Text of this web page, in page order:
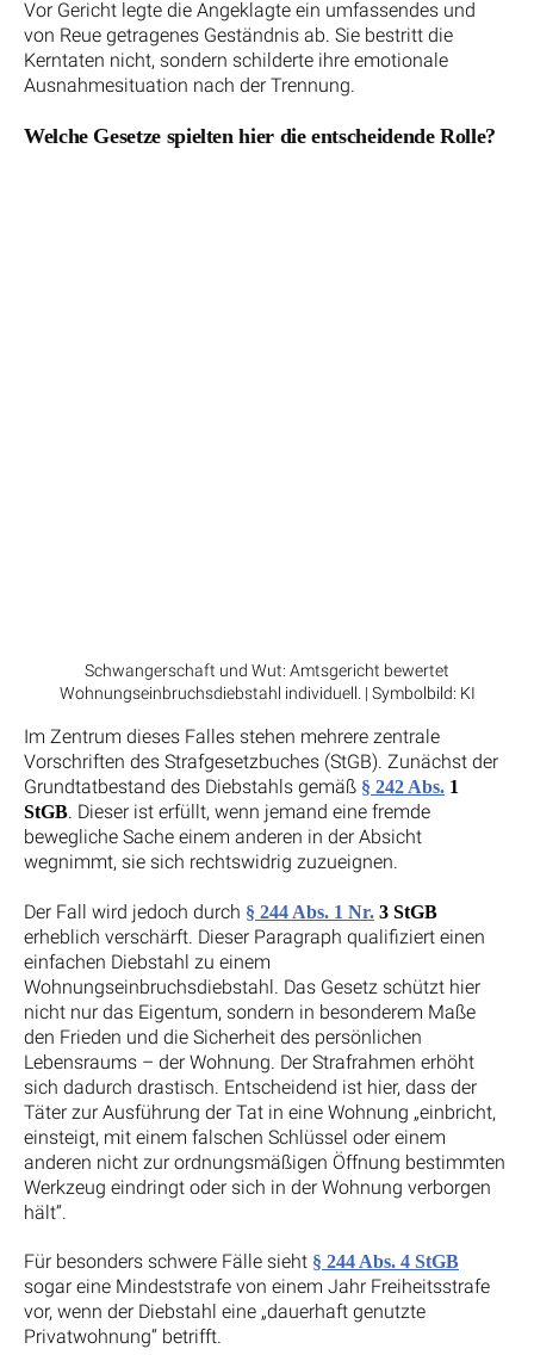
Vor Gericht legte die Angeklagte ein umfassendes und
von Reue getragenes Geständnis ab. Sie bestritt die
Kerntaten nicht, sondern schilderte ihre emotionale
Ausnahmesituation nach der Trennung.
Welche Gesetze spielten hier die entscheidende Rolle?
Schwangerschaft und Wut: Amtsgericht bewertet
Wohnungseinbruchsdiebstahl individuell. | Symbolbild: KI
Im Zentrum dieses Falles stehen mehrere zentrale
Vorschriften des Strafgesetzbuches (StGB). Zunächst der
Grundtatbestand des Diebstahls gemäß § 242 Abs. 1
StGB. Dieser ist erfüllt, wenn jemand eine fremde
bewegliche Sache einem anderen in der Absicht
wegnimmt, sie sich rechtswidrig zuzueignen.
Der Fall wird jedoch durch § 244 Abs. 1 Nr. 3 StGB
erheblich verschärft. Dieser Paragraph qualifiziert einen
einfachen Diebstahl zu einem
Wohnungseinbruchsdiebstahl. Das Gesetz schützt hier
nicht nur das Eigentum, sondern in besonderem Maße
den Frieden und die Sicherheit des persönlichen
Lebensraums – der Wohnung. Der Strafrahmen erhöht
sich dadurch drastisch. Entscheidend ist hier, dass der
Täter zur Ausführung der Tat in eine Wohnung „einbricht,
einsteigt, mit einem falschen Schlüssel oder einem
anderen nicht zur ordnungsmäßigen Öffnung bestimmten
Werkzeug eindringt oder sich in der Wohnung verborgen
hält“.
Für besonders schwere Fälle sieht § 244 Abs. 4 StGB
sogar eine Mindeststrafe von einem Jahr Freiheitsstrafe
vor, wenn der Diebstahl eine „dauerhaft genutzte
Privatwohnung“ betrifft.